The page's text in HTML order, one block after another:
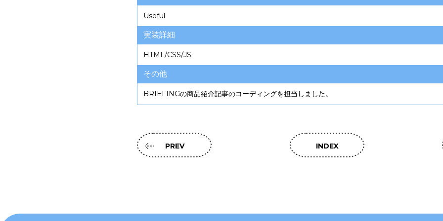
Useful
実装詳細
HTML/CSS/JS
その他
BRIEFINGの商品紹介記事のコーディングを担当しました。
PREV INDEX